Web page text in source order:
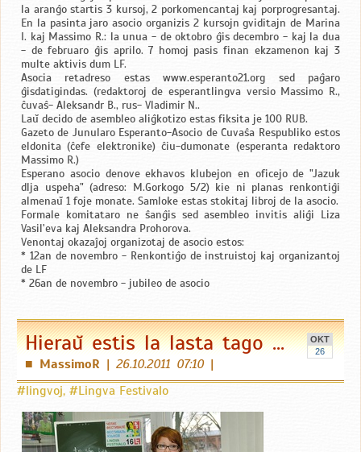
la aranĝo startis 3 kursoj, 2 porkomencantaj kaj porprogresantaj.
En la pasinta jaro asocio organizis 2 kursojn gviditajn de Marina
I. kaj Massimo R.: la unua - de oktobro ĝis decembro - kaj la dua
- de februaro ĝis aprilo. 7 homoj pasis finan ekzamenon kaj 3
multe aktivis dum LF.
Asocia retadreso estas www.esperanto21.org sed paĝaro
ĝisdatigindas. (redaktoroj de esperantlingva versio Massimo R.,
ĉuvaŝ- Aleksandr B., rus- Vladimir N..
Laŭ decido de asembleo aliĝkotizo estas fiksita je 100 RUB.
Gazeto de Junularo Esperanto-Asocio de Ĉuvaŝa Respubliko estos
eldonita (ĉefe elektronike) ĉiu-dumonate (esperanta redaktoro
Massimo R.)
Esperano asocio denove ekhavos klubejon en oficejo de "Jazuk
dlja uspeha" (adreso: M.Gorkogo 5/2) kie ni planas renkontiĝi
almenaŭ 1 foje monate. Samloke estas stokitaj libroj de la asocio.
Formale komitataro ne ŝanĝis sed asembleo invitis aliĝi Liza
Vasil'eva kaj Aleksandra Prohorova.
Venontaj okazaĵoj organizotaj de asocio estos:
* 12an de novembro - Renkontiĝo de instruistoj kaj organizantoj
de LF
* 26an de novembro - jubileo de asocio
OKT
26
Hieraŭ estis la lasta tago ...
■ MassimoR | 26.10.2011 07:10|
#lingvoj, #Lingva Festivalo